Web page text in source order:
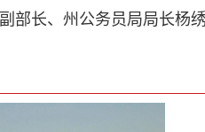
副部长、州公务员局局长